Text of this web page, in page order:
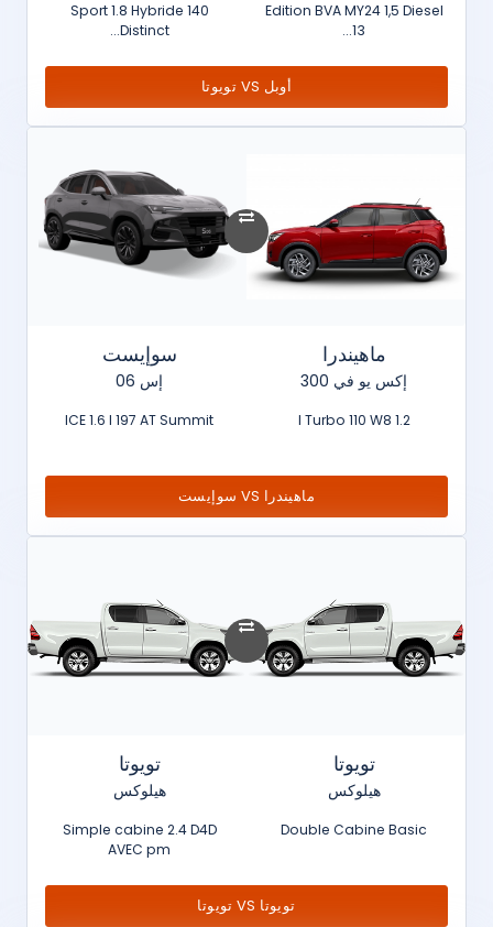
Edition BVA MY24 1,5 Diesel
13...
Sport 1.8 Hybride 140
Distinct...
أوبل VS تويوتا
ماهيندرا
إكس يو في 300
1.2 l Turbo 110 W8
سوإيست
إس 06
ICE 1.6 l 197 AT Summit
ماهيندرا VS سوإيست
تويوتا
هيلوكس
Double Cabine Basic
تويوتا
هيلوكس
Simple cabine 2.4 D4D
AVEC pm
تويوتا VS تويوتا